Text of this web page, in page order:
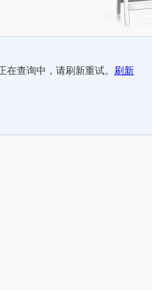
在查询中，请刷新重试。 刷新